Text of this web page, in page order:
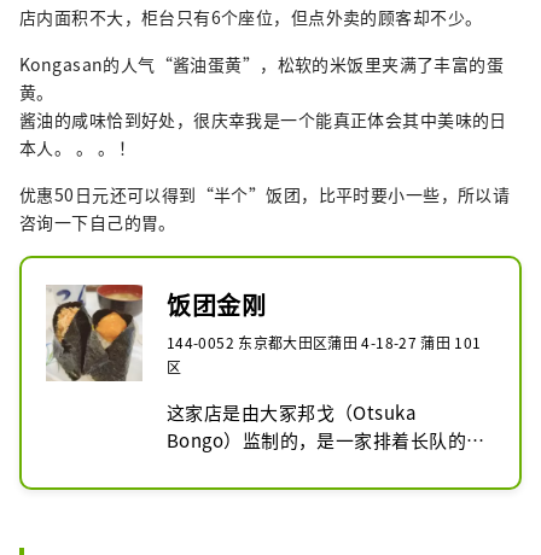
店内面积不大，柜台只有6个座位，但点外卖的顾客却不少。
Kongasan的人气“酱油蛋黄”，松软的米饭里夹满了丰富的蛋
黄。
酱油的咸味恰到好处，很庆幸我是一个能真正体会其中美味的日
本人。 。 。 ！
优惠50日元还可以得到“半个”饭团，比平时要小一些，所以请
咨询一下自己的胃。
饭团金刚
144-0052 东京都大田区蒲田 4-18-27 蒲田 101
区
这家店是由大冢邦戈（Otsuka
Bongo）监制的，是一家排着长队的著
店内面积不大，柜台只有6个座位，但